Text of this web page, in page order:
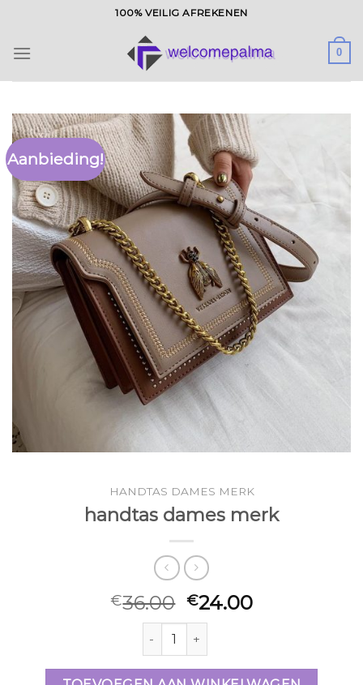
inhoud
100% VEILIG AFREKENEN
0
Aanbieding!
HANDTAS DAMES MERK
handtas dames merk
€36.00 €24.00
handtas dames merk aantal